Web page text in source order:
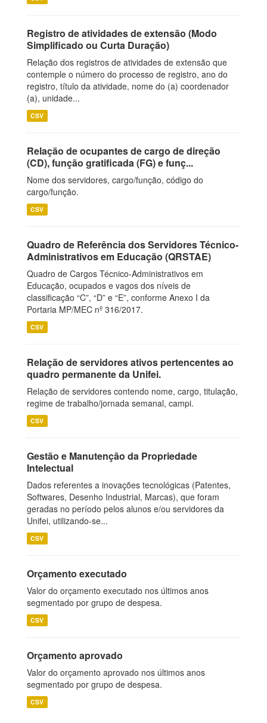
Registro de atividades de extensão (Modo
Simplificado ou Curta Duração)
Relação dos registros de atividades de extensão que
contemple o número do processo de registro, ano do
registro, título da atividade, nome do (a) coordenador
(a), unidade...
CSV
Relação de ocupantes de cargo de direção
(CD), função gratificada (FG) e funç...
Nome dos servidores, cargo/função, código do
cargo/função.
CSV
Quadro de Referência dos Servidores Técnico-
Administrativos em Educação (QRSTAE)
Quadro de Cargos Técnico-Administrativos em
Educação, ocupados e vagos dos níveis de
classificação “C”, “D” e “E”, conforme Anexo I da
Portaria MP/MEC nº 316/2017.
CSV
Relação de servidores ativos pertencentes ao
quadro permanente da Unifei.
Relação de servidores contendo nome, cargo, titulação,
regime de trabalho/jornada semanal, campi.
CSV
Gestão e Manutenção da Propriedade
Intelectual
Dados referentes a inovações tecnológicas (Patentes,
Softwares, Desenho Industrial, Marcas), que foram
geradas no período pelos alunos e/ou servidores da
Unifei, utilizando-se...
CSV
Orçamento executado
Valor do orçamento executado nos últimos anos
segmentado por grupo de despesa.
CSV
Orçamento aprovado
Valor do orçamento aprovado nos últimos anos
segmentado por grupo de despesa.
CSV